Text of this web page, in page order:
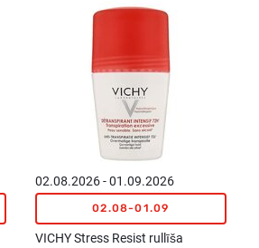
02.08.2026 - 01.09.2026
02.08-01.09
VICHY Stress Resist rullīša